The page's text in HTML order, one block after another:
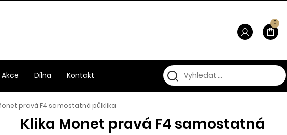
pravá F4 samostatná půlklika
Klika Monet pravá F4 samostatná
Akce Dílna Kontakt
0